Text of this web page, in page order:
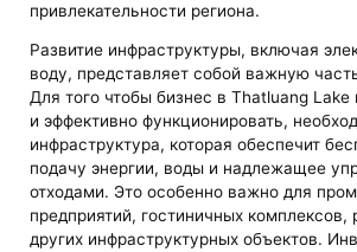
привлекательности региона.
Развитие инфраструктуры, включая
воду, представляет собой важную
Для того чтобы бизнес в Thatluang Lake
и эффективно функционировать,
инфраструктура, которая обеспечит
подачу энергии, воды и надлежащее
отходами. Это особенно важно для
предприятий, гостиничных комплексов,
других инфраструктурных объектов.